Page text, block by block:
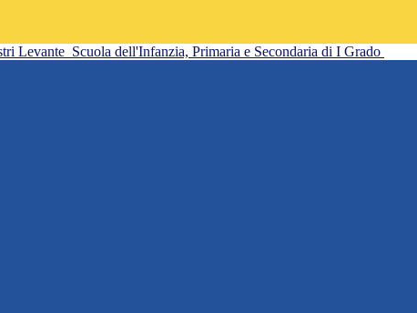
Levante Scuola dell'Infanzia, Primaria e Secondaria di I Grado